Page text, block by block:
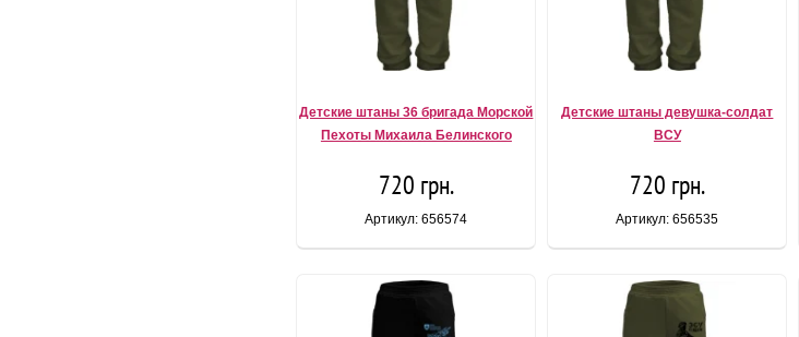
Детские штаны 36 бригада Морской
Пехоты Михаила Белинского
720 грн.
Артикул: 656574
Детские штаны девушка-солдат
ВСУ
720 грн.
Артикул: 656535